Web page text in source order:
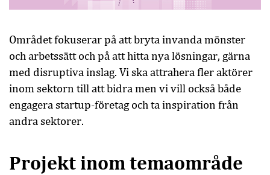
Området fokuserar på att bryta invanda mönster
och arbetssätt och på att hitta nya lösningar, gärna
med disruptiva inslag. Vi ska attrahera fler aktörer
inom sektorn till att bidra men vi vill också både
engagera startup-företag och ta inspiration från
andra sektorer.
Projekt inom temaområde